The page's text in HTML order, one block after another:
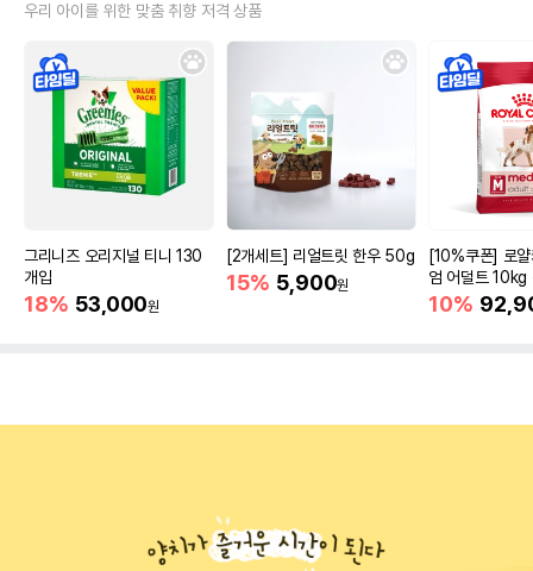
우리 아이를 위한 맞춤 취향 저격 상품
그리니즈 오리지널 티니 130
개입
18% 53,000원
[2개세트] 리얼트릿 한우 50g
15% 5,900원
[10%쿠폰] 로
엄 어덜트 10kg
증진
10%